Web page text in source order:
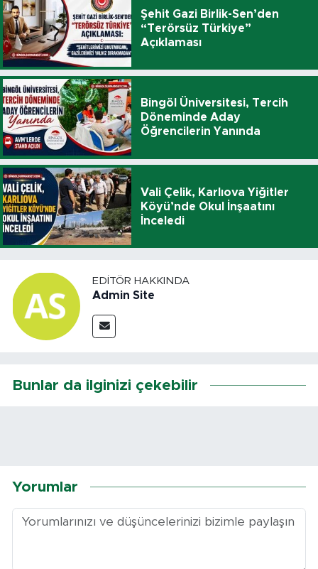
Şehit Gazi Birlik-Sen’den
“Terörsüz Türkiye”
Açıklaması
Bingöl Üniversitesi, Tercih
Döneminde Aday
Öğrencilerin Yanında
Vali Çelik, Karlıova Yiğitler
Köyü’nde Okul İnşaatını
İnceledi
EDITÖR HAKKINDA
Admin Site
Bunlar da ilginizi çekebilir
Yorumlar